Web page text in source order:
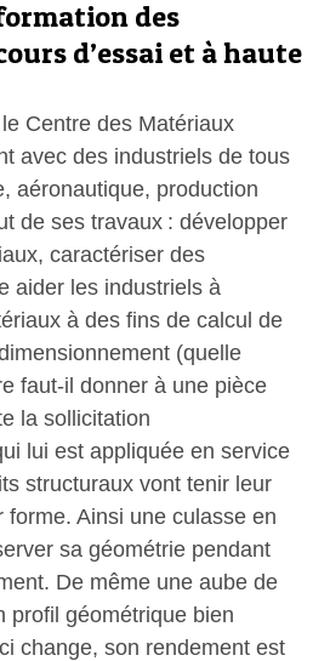
des
d’essai et à haute
Centre des Matériaux
avec des industriels de tous
aéronautique, production
de ses travaux : développer
caractériser des
aider les industriels à
à des fins de calcul de
(quelle
faut-il donner à une pièce
la sollicitation
lui est appliquée en service
structuraux vont tenir leur
forme. Ainsi une culasse en
sa géométrie pendant
De même une aube de
profil géométrique bien
change, son rendement est